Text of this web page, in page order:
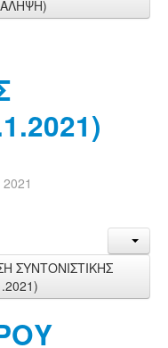
ΣΥΝΤΟΝΙΣΤΙΚΗΣ